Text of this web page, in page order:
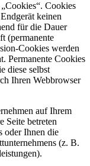
Cookies
keinen
für die Dauer
(permanente
Cookies werden
Permanente Cookies
diese selbst
Ihren Webbrowser
auf Ihrem
Seite betreten
oder Ihnen die
(z. B.